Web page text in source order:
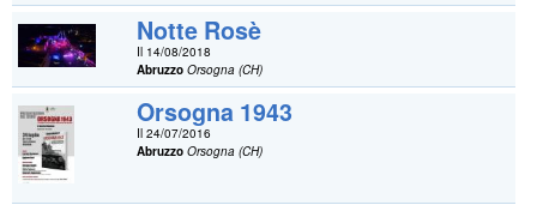
Notte Rosè
Il 14/08/2018
Abruzzo Orsogna (CH)
Orsogna 1943
Il 24/07/2016
Abruzzo Orsogna (CH)